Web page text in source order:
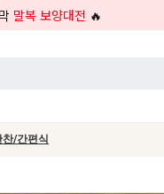
말복 보양대전 🔥
찬/간편식